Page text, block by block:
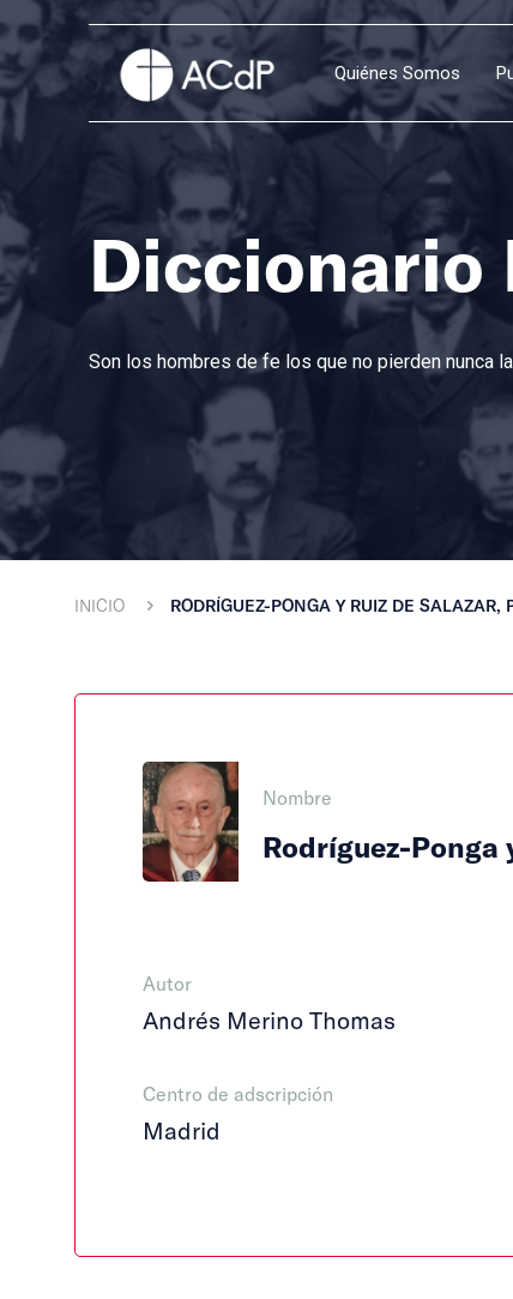
Quiénes Somos
Diccionario
Son los hombres de fe los que no pierden nunca
INICIO RODRÍGUEZ-PONGA Y RUIZ DE SALAZAR,
Nombre
Rodríguez-Ponga
Autor
Andrés Merino Thomas
Centro de adscripción
Madrid